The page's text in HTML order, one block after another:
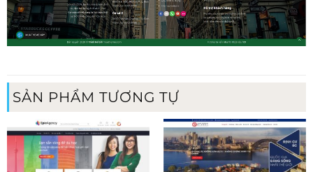
SẢN PHẨM TƯƠNG TỰ